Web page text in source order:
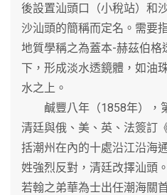
後設置汕頭口（小稅站）和
沙汕頭的簡稱而定名。需要
地質學稱之為蓋本-赫茲伯
下，形成淡水透鏡體，如油
水之上。
鹹豐八年（1858年），
清廷與俄、美、英、法簽訂
括潮州在內的十處沿江沿海
姓強烈反對，清廷改擇汕頭
若翰之弟華為士出任潮海關